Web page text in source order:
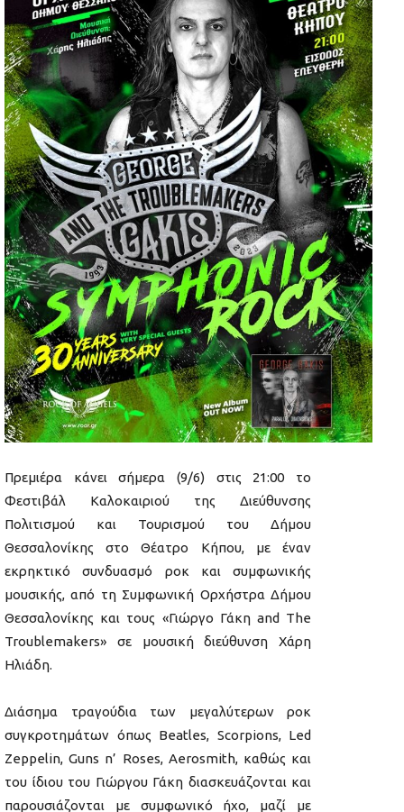
Πρεμιέρα κάνει σήμερα (9/6) στις 21:00 το
Φεστιβάλ Καλοκαιριού της Διεύθυνσης
Πολιτισμού και Τουρισμού του Δήμου
Θεσσαλονίκης στο Θέατρο Κήπου, με έναν
εκρηκτικό συνδυασμό ροκ και συμφωνικής
μουσικής, από τη Συμφωνική Ορχήστρα Δήμου
Θεσσαλονίκης και τους «Γιώργο Γάκη and The
Troublemakers» σε μουσική διεύθυνση Χάρη
Ηλιάδη.
Διάσημα τραγούδια των μεγαλύτερων ροκ
συγκροτημάτων όπως Beatles, Scorpions, Led
Zeppelin, Guns n’ Roses, Aerosmith, καθώς και
του ίδιου του Γιώργου Γάκη διασκευάζονται και
παρουσιάζονται με συμφωνικό ήχο, μαζί με